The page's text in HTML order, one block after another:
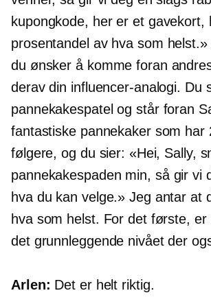
kupongkode, her er et gavekort,
prosentandel av hva som
du ønsker å komme foran
derav din influencer-analogi. Du
pannekakespatel og står foran
fantastiske pannekaker som har
følgere, og du sier: «Hei, Sally,
pannekakespaden min, så gir vi
hva du kan velge.» Jeg antar at
hva som helst. For det første, er
det grunnleggende nivået der
Arlen: Det er helt riktig.